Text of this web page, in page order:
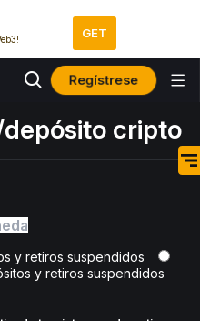
GET
Regístrese
cripto
y retiros suspendidos
y retiros suspendidos